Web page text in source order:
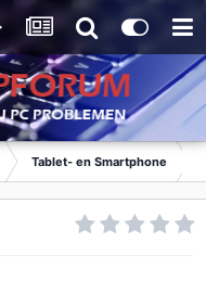
Tablet- en Smartphone